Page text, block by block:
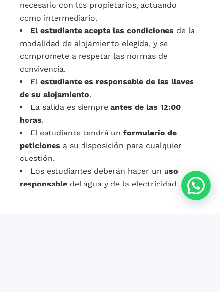
necesario con los propietarios, actuando
como intermediario.
El estudiante acepta las condiciones de la
modalidad de alojamiento elegida, y se
compromete a respetar las normas de
convivencia.
El estudiante es responsable de las llaves
de su alojamiento.
La salida es siempre antes de las 12:00
horas.
El estudiante tendrá un formulario de
peticiones a su disposición para cualquier
cuestión.
Los estudiantes deberán hacer un uso
responsable del agua y de la electricidad.